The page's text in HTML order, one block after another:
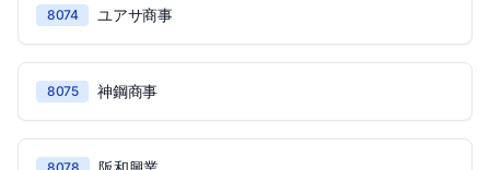
8074 ユアサ商事
8075 神鋼商事